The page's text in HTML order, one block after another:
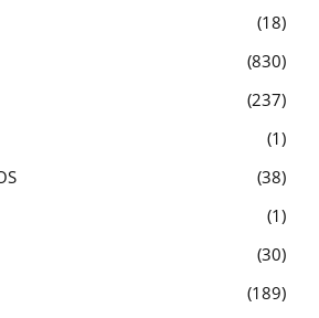
18
830
237
1
38
1
30
189